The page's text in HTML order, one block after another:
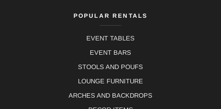
POPULAR RENTALS
EVENT TABLES
EVENT BARS
STOOLS AND POUFS
LOUNGE FURNITURE
ARCHES AND BACKDROPS